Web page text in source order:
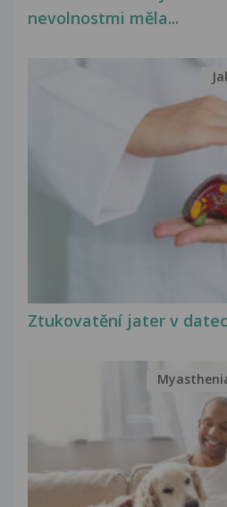
nevolnostmi měla...
Ztukovatění jater v